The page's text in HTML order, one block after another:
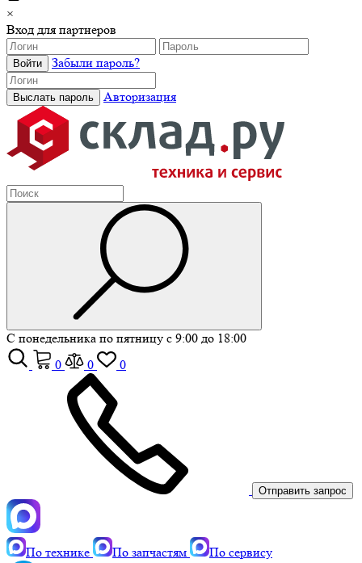
×
Вход для партнеров
Забыли пароль?
Авторизация
С понедельника по пятницу с 9:00 до 18:00
0
0 0
Отправить запрос
По технике По запчастям По сервису